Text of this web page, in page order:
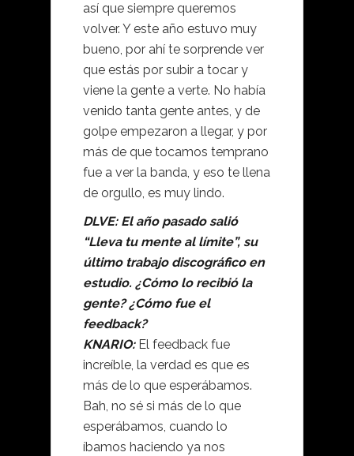
así que siempre queremos
volver. Y este año estuvo muy
bueno, por ahí te sorprende ver
que estás por subir a tocar y
viene la gente a verte. No había
venido tanta gente antes, y de
golpe empezaron a llegar, y por
más de que tocamos temprano
fue a ver la banda, y eso te llena
de orgullo, es muy lindo.
DLVE: El año pasado salió
“Lleva tu mente al límite”, su
último trabajo discográfico en
estudio. ¿Cómo lo recibió la
gente? ¿Cómo fue el
feedback?
KNARIO:El feedback fue
increíble, la verdad es que es
más de lo que esperábamos.
Bah, no sé si más de lo que
esperábamos, cuando lo
íbamos haciendo ya nos